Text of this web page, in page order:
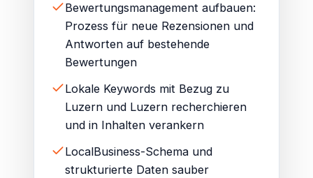
Bewertungsmanagement aufbauen:
Prozess für neue Rezensionen und
Antworten auf bestehende
Bewertungen
Lokale Keywords mit Bezug zu
Luzern und Luzern recherchieren
und in Inhalten verankern
LocalBusiness-Schema und
strukturierte Daten sauber